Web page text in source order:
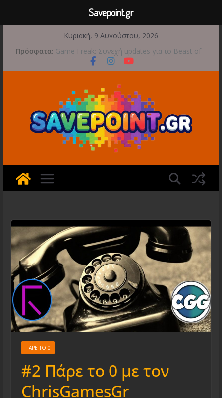
περιεχόμενο
Κυριακή, 9 Αυγούστου, 2026
Πρόσφατα: Game Freak: Συνεχή updates για το Beast of
Reincarnation μετά την ανάμεικτη υποδοχή
Μια φωτογραφική περιπέτεια συνεχίζεται στο
Διασχίστε τους ουρανούς με το Wild Blue
Skies αυτό το φθινόπωρο
Διακοπές και παιχνίδι για όλη την οικογένεια!
Έρχεται 1η Σεπτεμβρίου το Crimson Moon
ΠΑΡΕ ΤΟ 0
#2 Πάρε το 0 με τον
ChrisGamesGr
Savepoint.gr